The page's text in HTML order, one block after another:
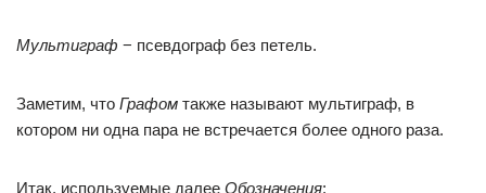
Мультиграф − псевдограф без петель.
Заметим, что Графом также называют мультиграф, в
котором ни одна пара не встречается более одного раза.
Итак, используемые далее Обозначения: